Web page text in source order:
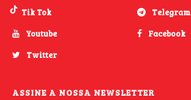
Tik Tok
Telegram
Youtube
Facebook
Twitter
ASSINE A NOSSA NEWSLETTER